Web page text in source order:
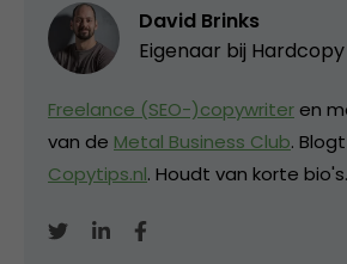
David Brinks
Eigenaar bij Hardcopy
Freelance (SEO-)copywriter en
van de Metal Business Club.
Copytips.nl. Houdt van korte bio's.